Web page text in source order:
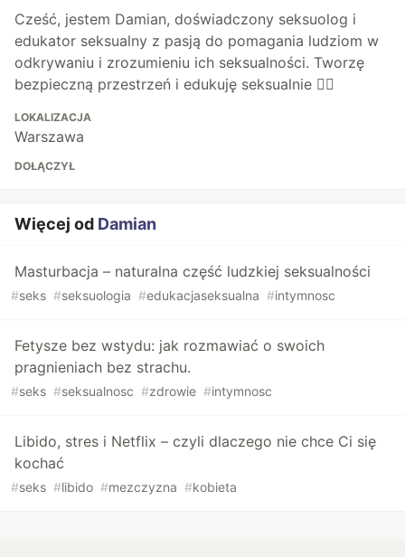
Cześć, jestem Damian, doświadczony seksuolog i
edukator seksualny z pasją do pomagania ludziom w
odkrywaniu i zrozumieniu ich seksualności. Tworzę
bezpieczną przestrzeń i edukuję seksualnie 🏳️‍🌈
LOKALIZACJA
Warszawa
DOŁĄCZYŁ
Więcej od Damian
Masturbacja – naturalna część ludzkiej seksualności
#seks #seksuologia #edukacjaseksualna #intymnosc
Fetysze bez wstydu: jak rozmawiać o swoich
pragnieniach bez strachu.
#seks #seksualnosc #zdrowie #intymnosc
Libido, stres i Netflix – czyli dlaczego nie chce Ci się
kochać
#seks #libido #mezczyzna #kobieta